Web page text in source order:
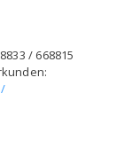
/ 668815